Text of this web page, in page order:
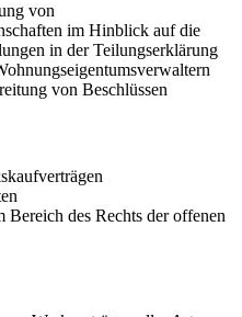
von
im Hinblick auf die
in der Teilungserklärung
von Beschlüssen
des Rechts der offenen